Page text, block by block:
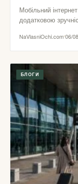
Мобільний
додатковою
NaVlasniOchi.com06/
БЛОГИ